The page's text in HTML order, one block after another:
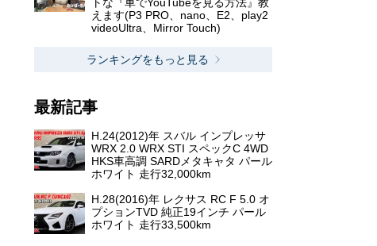
えます(P3 PRO、nano、E2、play2
videoUltra、Mirror Touch)
ランキングをもっと見る
最新記事
H.24(2012)年 スバル インプレッサ
WRX 2.0 WRX STI スペックC 4WD
HKS車高調 SARDメタキャタ パール
ホワイト 走行32,000km
H.28(2016)年 レクサス RC F 5.0 オ
プションTVD 純正19インチ パール
ホワイト 走行33,500km